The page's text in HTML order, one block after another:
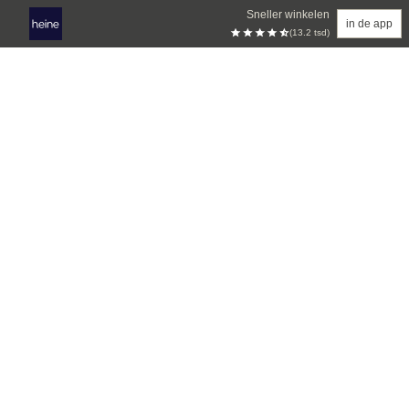
Sneller winkelen
(13.2 tsd)
in de app